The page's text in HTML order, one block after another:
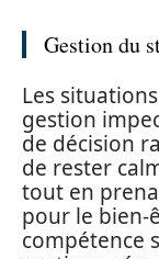
Gestion du
Les
gestion
de décision
de rester
tout en
pour le bien-
compétence